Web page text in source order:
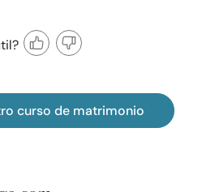
curso de matrimonio